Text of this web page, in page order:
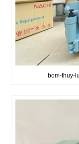
bom-thuy-